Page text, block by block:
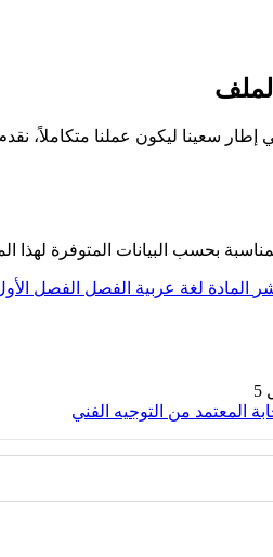
إطار سعينا ليكون عملنا متكاملاً،
بحسب البيانات المتوفرة لهذا
المادة لغة عربية الفصل الفصل
5
المعتمد من التوجيه الفني